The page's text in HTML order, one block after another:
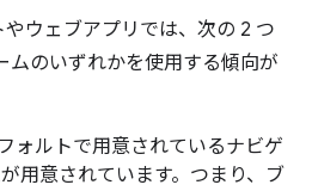
ウェブアプリ では、次の 2 つ
ムのいずれかを使用する傾向が
ォルトで用意されているナビゲ
用意されています。つまり、ブ